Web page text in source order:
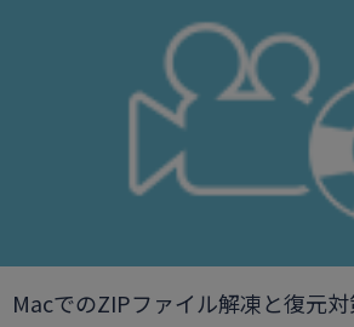
MacでのZIPファイル解凍と復元